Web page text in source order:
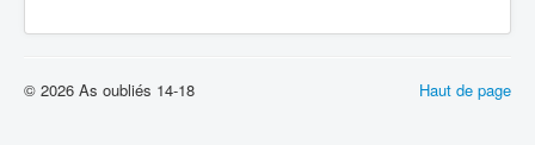
Haut de page
© 2026 As oubliés 14-18